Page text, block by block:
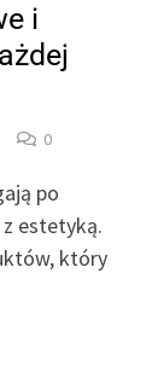
i
0
po
estetyką.
który